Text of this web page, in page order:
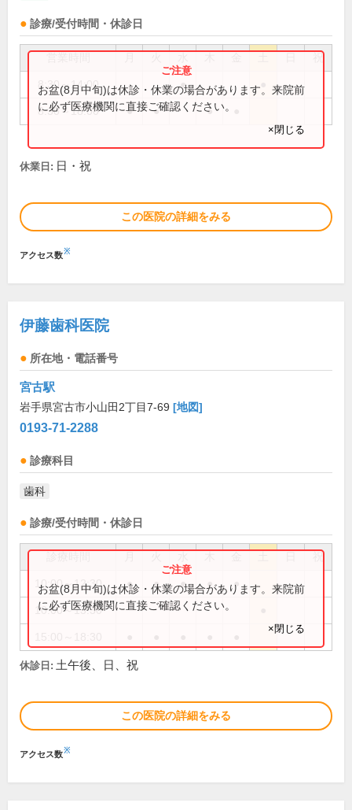
診療/受付時間・休診日
祝
8:30～14:00 ●
8:30～18:00 ● ● ●
お盆(8月中旬)は休診・休業の場合があります。来院前
に必ず医療機関に直接ご確認ください。
×閉じる
休業日: 日・祝
この医院の詳細をみる
アクセス数※
伊藤歯科医院
所在地・電話番号
宮古駅
岩手県宮古市小山田2丁目7-69 [地図]
0193-71-2288
診療科目
歯科
診療/受付時間・休診日
祝
10:00～12:30 ● ● ● ● ●
10:00～13:30
お盆(8月中旬)は休診・休業の場合があります。来院前
に必ず医療機関に直接ご確認ください。
×閉じる
休診日: 土午後、日、祝
この医院の詳細をみる
アクセス数※